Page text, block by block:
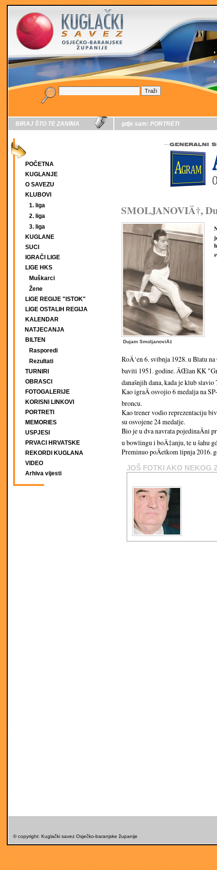
BIRAJ ŠTO TE ZANIMA
POČETNA
KUGLANJE
O SAVEZU
KLUBOVI
1. liga
2. liga
3. liga
KUGLANE
SUCI
IGRAČI LIGE
LIGE HKS
Muškarci
Žene
LIGE REGIJE "ISTOK"
LIGE OSTALIH REGIJA
KALENDAR
NATJECANJA
BILTEN
Rasporedi
Rezultati
TURNIRI
OBRASCI
FOTOGALERIJE
KORISNI LINKOVI
PORTRETI
MEMORIES
USPJESI
PRVACI HRVATSKE
REKORDI KUGLANA
VIDEO
Arhiva vijesti
gdje sam: PORTRETI
SMOLJANOVIÄ†,
Dujam SmoljanoviÄ‡
RoÄ‘en 6. svibnja 1928. u Blatu
baviti 1951. godine. ÄŒlan KK
današnjih dana, kada je klub
Kao igraÄ osvojio 6 medalja na
broncu.
Kao trener vodio reprezentaciju
su osvojene 24 medalje.
Bio je u dva navrata pojedinaÄni
u bowlingu i boÄ‡anju, te u šahu
Preminuo poÄetkom lipnja 2016.
JOŠ FOTKI AKO NEKOG
© copyright: Kuglački savez Osječko-baranjske županije